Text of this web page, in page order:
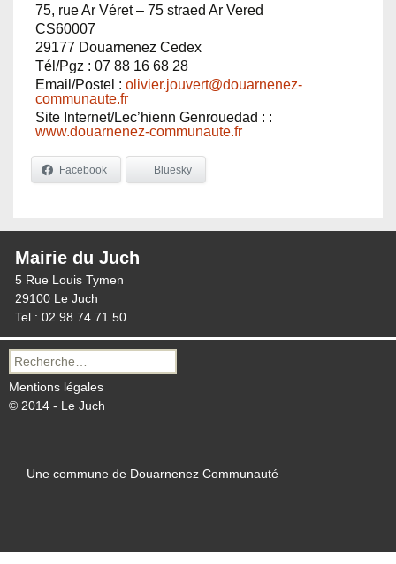
75, rue Ar Véret – 75 straed Ar Vered
CS60007
29177 Douarnenez Cedex
Tél/Pgz : 07 88 16 68 28
Email/Postel : olivier.jouvert@douarnenez-
communaute.fr
Site Internet/Lec’hienn Genrouedad : :
www.douarnenez-communaute.fr
Facebook Bluesky
Mairie du Juch
5 Rue Louis Tymen
29100 Le Juch
Tel : 02 98 74 71 50
Recherche
pour :
Mentions légales
© 2014 - Le Juch
Une commune de Douarnenez Communauté